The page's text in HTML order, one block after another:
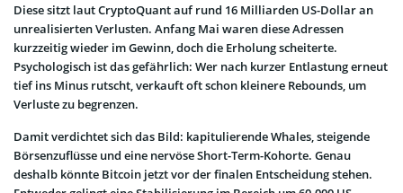
Diese sitzt laut CryptoQuant auf rund 16 Milliarden US-Dollar an
unrealisierten Verlusten. Anfang Mai waren diese Adressen
kurzzeitig wieder im Gewinn, doch die Erholung scheiterte.
Psychologisch ist das gefährlich: Wer nach kurzer Entlastung erneut
tief ins Minus rutscht, verkauft oft schon kleinere Rebounds, um
Verluste zu begrenzen.
Damit verdichtet sich das Bild: kapitulierende Whales, steigende
Börsenzuflüsse und eine nervöse Short-Term-Kohorte. Genau
deshalb könnte Bitcoin jetzt vor der finalen Entscheidung stehen.